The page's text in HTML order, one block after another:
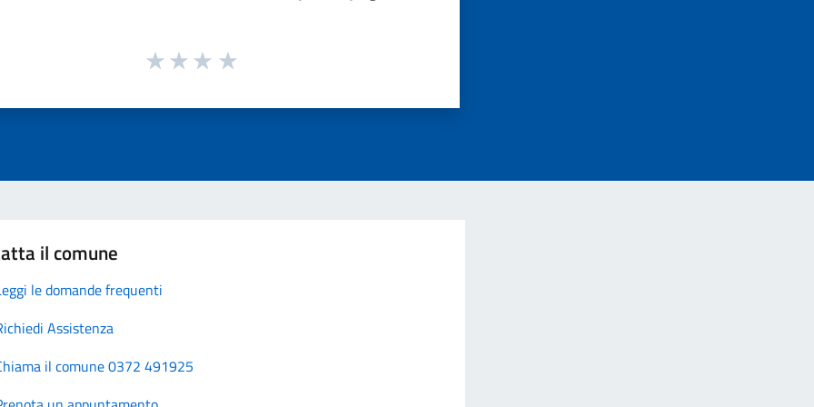
il comune
le domande frequenti
Assistenza
il comune 0372 491925